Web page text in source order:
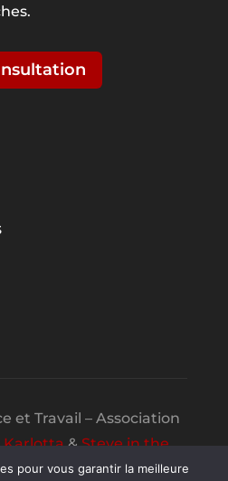
et Travail – Association
Karlotta&Steve in the
Night
pour vous garantir la meilleure